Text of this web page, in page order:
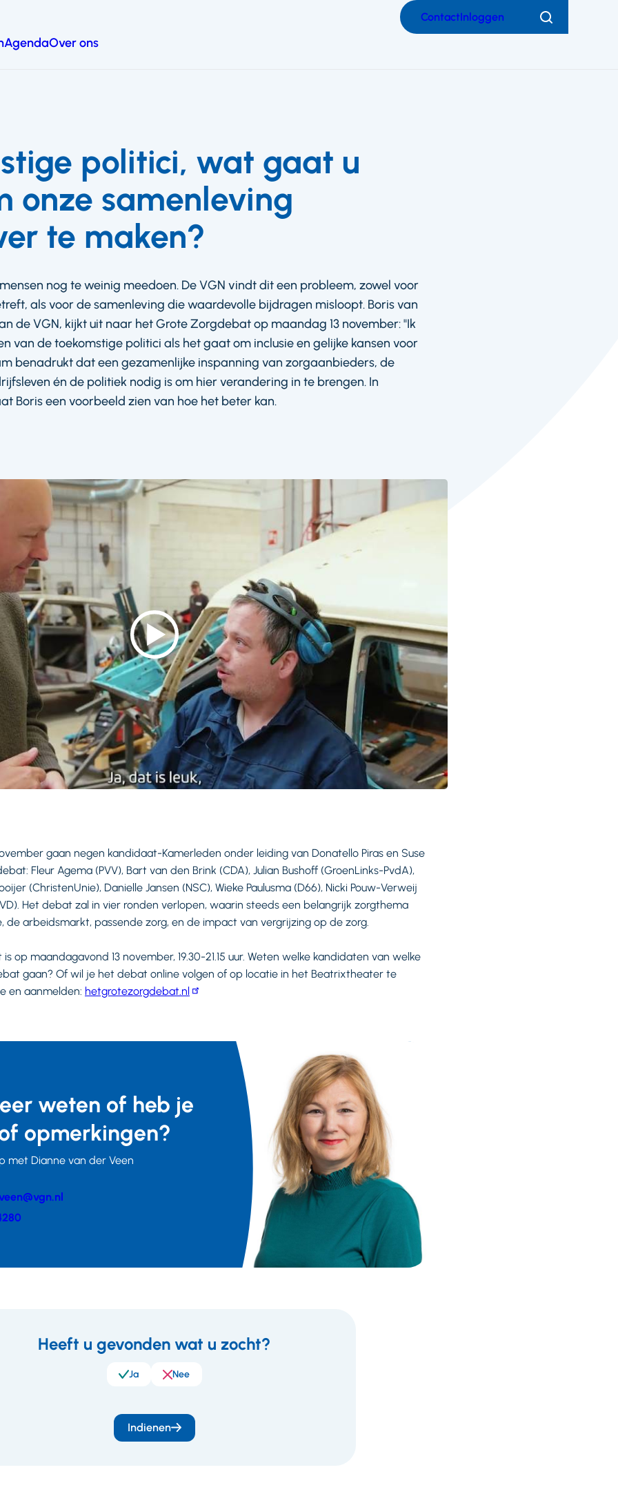
AgendaOver ons
ContactInloggen Zoeken
politici, wat gaat u
onze samenleving
te maken?
nog te weinig meedoen. De VGN vindt dit een probleem, zowel voor
als voor de samenleving die waardevolle bijdragen misloopt. Boris van
de VGN, kijkt uit naar het Grote Zorgdebat op maandag 13 november: "Ik
van de toekomstige politici als het gaat om inclusie en gelijke kansen voor
benadrukt dat een gezamenlijke inspanning van zorgaanbieders, de
én de politiek nodig is om hier verandering in te brengen. In
Boris een voorbeeld zien van hoe het beter kan.
gaan negen kandidaat-Kamerleden onder leiding van Donatello Piras en Suse
Fleur Agema (PVV), Bart van den Brink (CDA), Julian Bushoff (GroenLinks-PvdA),
(ChristenUnie), Danielle Jansen (NSC), Wieke Paulusma (D66), Nicki Pouw-Verweij
Het debat zal in vier ronden verlopen, waarin steeds een belangrijk zorgthema
de arbeidsmarkt, passende zorg, en de impact van vergrijzing op de zorg.
maandagavond 13 november, 19.30-21.15 uur. Weten welke kandidaten van welke
gaan? Of wil je het debat online volgen of op locatie in het Beatrixtheater te
en aanmelden: hetgrotezorgdebat.nl
weten of heb je
opmerkingen?
met Dianne van der Veen
Heeft u gevonden wat u zocht?
Ja Nee
Indienen